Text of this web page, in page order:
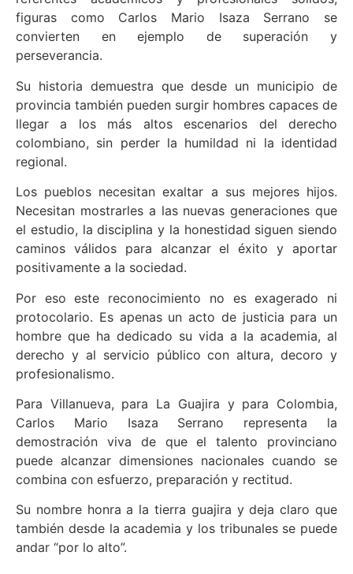
figuras como Carlos Mario Isaza Serrano se
convierten en ejemplo de superación y
perseverancia.
Su historia demuestra que desde un municipio de
provincia también pueden surgir hombres capaces de
llegar a los más altos escenarios del derecho
colombiano, sin perder la humildad ni la identidad
regional.
Los pueblos necesitan exaltar a sus mejores hijos.
Necesitan mostrarles a las nuevas generaciones que
el estudio, la disciplina y la honestidad siguen siendo
caminos válidos para alcanzar el éxito y aportar
positivamente a la sociedad.
Por eso este reconocimiento no es exagerado ni
protocolario. Es apenas un acto de justicia para un
hombre que ha dedicado su vida a la academia, al
derecho y al servicio público con altura, decoro y
profesionalismo.
Para Villanueva, para La Guajira y para Colombia,
Carlos Mario Isaza Serrano representa la
demostración viva de que el talento provinciano
puede alcanzar dimensiones nacionales cuando se
combina con esfuerzo, preparación y rectitud.
Su nombre honra a la tierra guajira y deja claro que
también desde la academia y los tribunales se puede
andar “por lo alto”.